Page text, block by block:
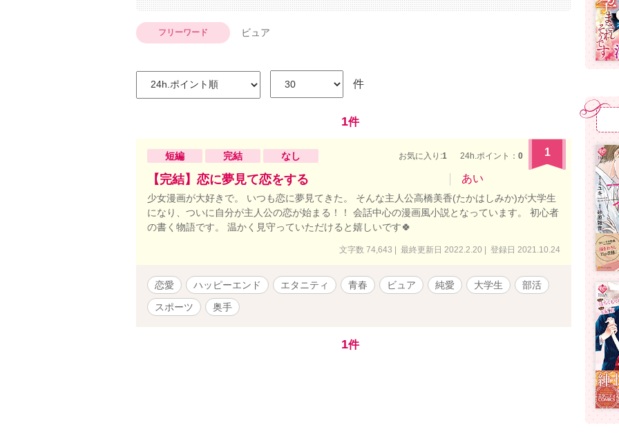
フリーワード ビュア
件
1件
短編 完結 なし お気に入り:1 24h.ポイント： 0 1
【完結】恋に夢見て恋をする あい
少女漫画が大好きで。 いつも恋に夢見てきた。 そんな主人公高橋美香(たかはしみか)が大学生
になり、ついに自分が主人公の恋が始まる！！ 会話中心の漫画風小説となっています。 初心者
の書く物語です。 温かく見守っていただけると嬉しいです🍀
文字数 74,643 | 最終更新日 2022.2.20 | 登録日 2021.10.24
恋愛 ハッピーエンド エタニティ 青春 ビュア 純愛 大学生
部活
スポーツ
奥手
1件